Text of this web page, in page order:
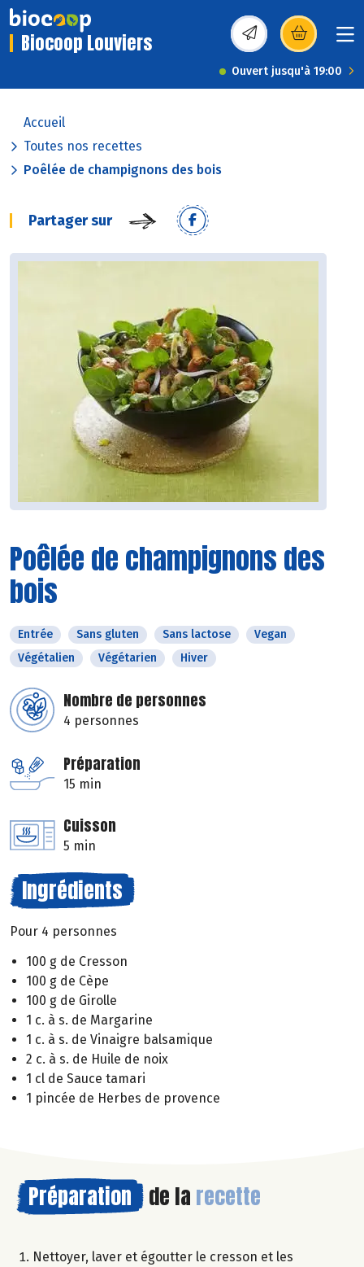
Biocoop Louviers (s’ouvre dans une
Ouvert jusqu'à 19:00
Accueil
Toutes nos recettes
Poêlée de champignons des bois
Partager sur
Poêlée de champignons des
bois
Entrée Sans gluten Sans lactose
Vegan
Végétalien
Végétarien Hiver
Nombre de personnes
4 personnes
Préparation
15 min
Cuisson
5 min
Ingrédients
Pour 4 personnes
100 g de Cresson
100 g de Cèpe
100 g de Girolle
1 c. à s. de Margarine
1 c. à s. de Vinaigre balsamique
2 c. à s. de Huile de noix
1 cl de Sauce tamari
1 pincée de Herbes de provence
Préparation de la recette
Nettoyer, laver et égoutter le cresson et les